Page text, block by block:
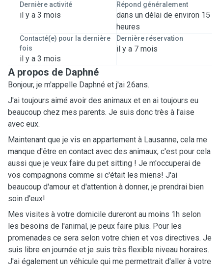
Dernière activité
il y a 3 mois
Répond généralement
dans un délai de environ 15
heures
Contacté(e) pour la dernière
fois
il y a 3 mois
Dernière réservation
il y a 7 mois
A propos de Daphné
Bonjour, je m'appelle Daphné et j'ai 26ans.
J'ai toujours aimé avoir des animaux et en ai toujours eu
beaucoup chez mes parents. Je suis donc très à l'aise
avec eux.
Maintenant que je vis en appartement à Lausanne, cela me
manque d'être en contact avec des animaux, c'est pour cela
aussi que je veux faire du pet sitting ! Je m'occuperai de
vos compagnons comme si c'était les miens! J'ai
beaucoup d'amour et d'attention à donner, je prendrai bien
soin d'eux!
Mes visites à votre domicile dureront au moins 1h selon
les besoins de l'animal, je peux faire plus. Pour les
promenades ce sera selon votre chien et vos directives. Je
suis libre en journée et je suis très flexible niveau horaires.
J'ai également un véhicule qui me permettrait d'aller à votre